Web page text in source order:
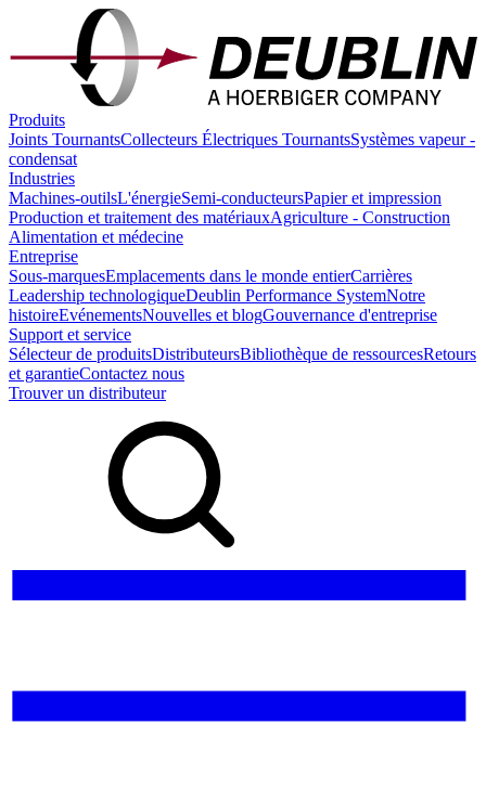
Produits
Joints TournantsCollecteurs Électriques TournantsSystèmes vapeur -
condensat
Industries
Machines-outilsL'énergieSemi-conducteursPapier et impression
Production et traitement des matériauxAgriculture - Construction
Alimentation et médecine
Entreprise
Sous-marquesEmplacements dans le monde entierCarrières
Leadership technologiqueDeublin Performance SystemNotre
histoireEvénementsNouvelles et blogGouvernance d'entreprise
Support et service
Sélecteur de produitsDistributeursBibliothèque de ressourcesRetours
et garantieContactez nous
Trouver un distributeur